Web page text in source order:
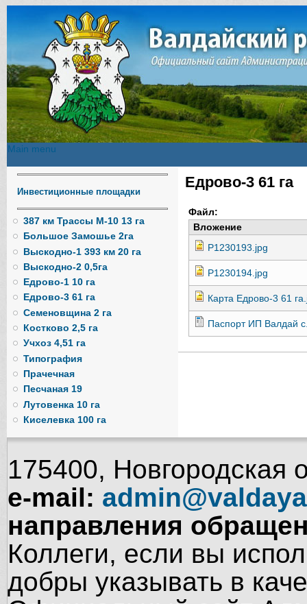
Main menu
Инвестиционные площадки
387 км Трассы М-10 13 га
Большое Замошье 2га
Выскодно-1 393 км 20 га
Выскодно-2 0,5га
Едрово-1 10 га
Едрово-3 61 га
Семеновщина 2 га
Костково 2,5 га
Учхоз 4,51 га
Типография
Прачечная
Песчаная 19
Лутовенка 10 га
Киселевка 100 га
Вы здесь
Едрово-3 61 га
Файл:
Вложение
P1230193.jpg
P1230194.jpg
Карта Едрово-3 61
Паспорт ИП Валдай
175400, Новгородская
e-mail:
направления
Коллеги, если вы
добры указывать в